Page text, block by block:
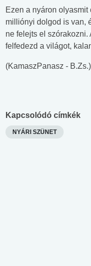
Ezen a nyáron
milliónyi dolgod is van,
ne felejts el szórakozni.
felfedezd a világot,
(KamaszPanasz - B.Zs.)
Kapcsolódó címkék
NYÁRI SZÜNET